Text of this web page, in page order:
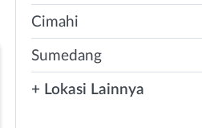
Cimahi
Sumedang
+ Lokasi Lainnya